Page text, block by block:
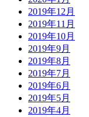
2019年12月
2019年11月
2019年10月
2019年9月
2019年8月
2019年7月
2019年6月
2019年5月
2019年4月